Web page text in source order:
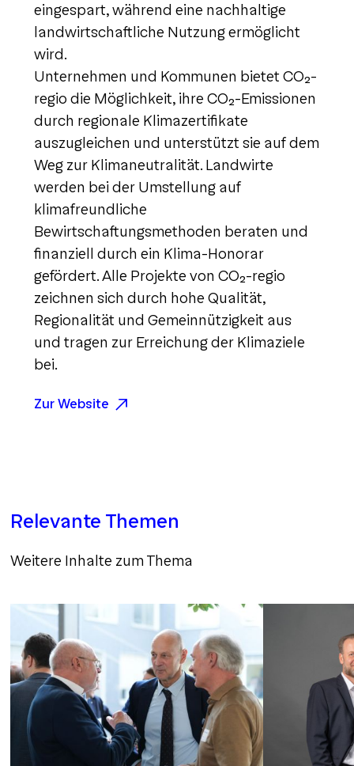
eingespart, während eine nachhaltige
landwirtschaftliche Nutzung ermöglicht
wird.
Unternehmen und Kommunen bietet CO₂-
regio die Möglichkeit, ihre CO₂-Emissionen
durch regionale Klimazertifikate
auszugleichen und unterstützt sie auf dem
Weg zur Klimaneutralität. Landwirte
werden bei der Umstellung auf
klimafreundliche
Bewirtschaftungsmethoden beraten und
finanziell durch ein Klima-Honorar
gefördert. Alle Projekte von CO₂-regio
zeichnen sich durch hohe Qualität,
Regionalität und Gemeinnützigkeit aus
und tragen zur Erreichung der Klimaziele
bei.
Zur Website
Relevante Themen
Weitere Inhalte zum Thema